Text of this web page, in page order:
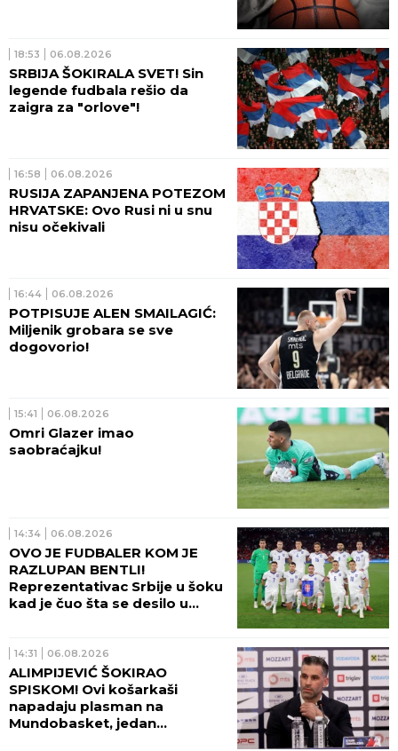
18:53 06.08.2026
SRBIJA ŠOKIRALA SVET! Sin
legende fudbala rešio da
zaigra za "orlove"!
16:58 06.08.2026
RUSIJA ZAPANJENA POTEZOM
HRVATSKE: Ovo Rusi ni u snu
nisu očekivali
16:44 06.08.2026
POTPISUJE ALEN SMAILAGIĆ:
Miljenik grobara se sve
dogovorio!
15:41 06.08.2026
Omri Glazer imao
saobraćajku!
14:34 06.08.2026
OVO JE FUDBALER KOM JE
RAZLUPAN BENTLI!
Reprezentativac Srbije u šoku
kad je čuo šta se desilo u
14:31 06.08.2026
ALIMPIJEVIĆ ŠOKIRAO
SPISKOM! Ovi košarkaši
napadaju plasman na
Mundobasket, jedan